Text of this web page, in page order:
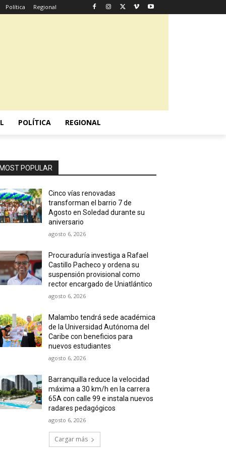
Política Regional
POLÍTICA REGIONAL
MOST POPULAR
Cinco vías renovadas
transforman el barrio 7 de
Agosto en Soledad durante su
aniversario
agosto 6, 2026
Procuraduría investiga a Rafael
Castillo Pacheco y ordena su
suspensión provisional como
rector encargado de Uniatlántico
agosto 6, 2026
Malambo tendrá sede académica
de la Universidad Autónoma del
Caribe con beneficios para
nuevos estudiantes
agosto 6, 2026
Barranquilla reduce la velocidad
máxima a 30 km/h en la carrera
65A con calle 99 e instala nuevos
radares pedagógicos
agosto 6, 2026
Cargar más